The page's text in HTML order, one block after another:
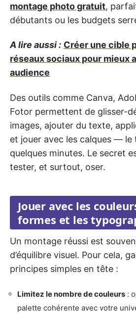
montage photo gratuit,
débutants ou les budgets
A lire aussi : Créer une cible
réseaux sociaux pour mieux
audience
Des outils comme Canva,
Fotor permettent de glisser-
images, ajouter du texte,
et jouer avec les calques — le
quelques minutes. Le secret
tester, et surtout, oser.
Jouer avec les
formes et les
Un montage réussi est
d’équilibre visuel. Pour cela,
principes simples en tête :
Limitez le nombre de couleurs :
palette cohérente avec votre